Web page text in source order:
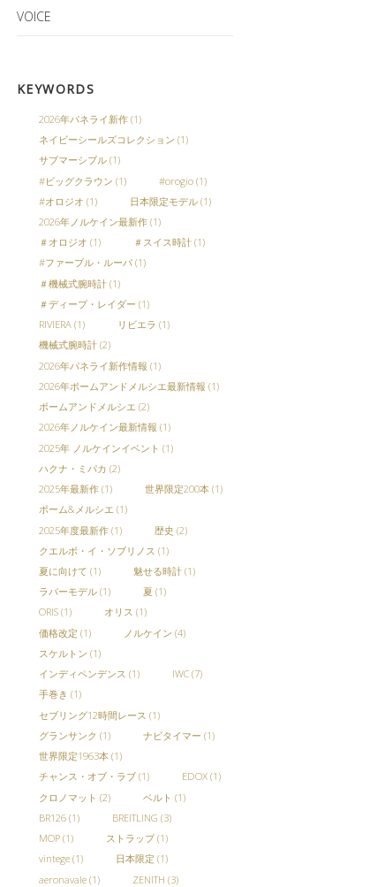
VOICE
KEYWORDS
2026年パネライ新作(1)
ネイビーシールズコレクション (1)
サブマーシブル(1)
#ビッグクラウン (1) #orogio(1)
#オロジオ (1) 日本限定モデル(1)
2026年ノルケイン最新作(1)
＃オロジオ (1) ＃スイス時計(1)
#ファーブル・ルーバ(1)
＃機械式腕時計(1)
＃ディープ・レイダー (1)
RIVIERA(1) リビエラ (1)
機械式腕時計(2)
2026年パネライ新作情報 (1)
2026年ボームアンドメルシエ最新情報 (1)
ボームアンドメルシエ(2)
2026年ノルケイン最新情報 (1)
2025年 ノルケインイベント (1)
ハクナ・ミパカ (2)
2025年最新作(1) 世界限定200本(1)
ボーム&メルシエ(1)
2025年度最新作(1) 歴史 (2)
クエルボ・イ・ソブリノス (1)
夏に向けて (1) 魅せる時計(1)
ラバーモデル(1) 夏 (1)
ORIS(1) オリス (1)
価格改定 (1) ノルケイン (4)
スケルトン (1)
インディペンデンス (1) IWC(7)
手巻き (1)
セブリング12時間レース (1)
グランサンク (1) ナビタイマー (1)
世界限定1963本(1)
チャンス・オブ・ラブ(1) EDOX(1)
クロノマット (2) ベルト (1)
BR126(1) BREITLING (3)
MOP(1) ストラップ(1)
vintege(1) 日本限定 (1)
aeronavale(1) ZENITH (3)